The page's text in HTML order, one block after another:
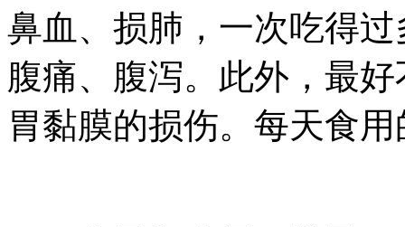
鼻血、损肺，一次吃得
腹痛、腹泻。此外，最
胃黏膜的损伤。每天食